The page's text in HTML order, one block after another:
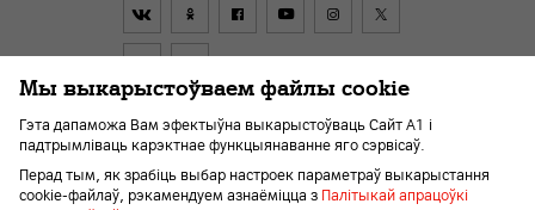
Дагавор Пра кампанію
Перайсці ў А1
Дапамога і падтрымка
Kар'ера Для слабавідушчых
Мы выкарыстоўваем файлы cookie
Гэта дапаможа Вам эфектыўна выкарыстоўваць Сайт А1 і
падтрымліваць карэктнае функцыянаванне яго сэрвісаў.
Перад тым, як зрабіць выбар настроек параметраў выкарыстання
cookie-файлаў, рэкамендуем азнаёміцца з Палітыкай апрацоўкі